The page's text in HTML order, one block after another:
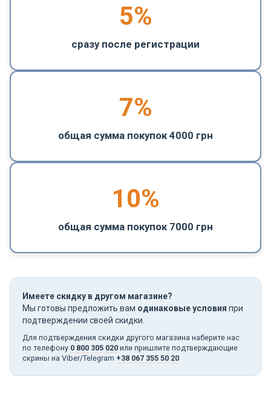
5%
сразу после регистрации
7%
общая сумма покупок 4000 грн
10%
общая сумма покупок 7000 грн
Имеете скидку в другом магазине?
Мы готовы предложить вам одинаковые условия при
подтверждении своей скидки.
Для подтверждения скидки другого магазина наберите нас
по телефону 0 800 305 020 или пришлите подтверждающие
скрины на Viber/Telegram +38 067 355 50 20